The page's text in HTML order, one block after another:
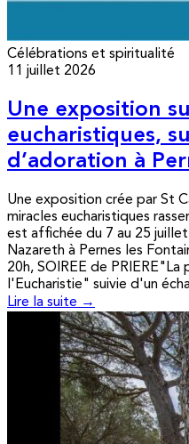
Célébrations et spiritualité
11 juillet 2026
Une exposition
eucharistiques,
d’adoration à
Une exposition crée par St
miracles eucharistiques
est affichée du 7 au 25
Nazareth à Pernes les
20h, SOIREE de
l'Eucharistie" suivie d'un
Lire la suite →